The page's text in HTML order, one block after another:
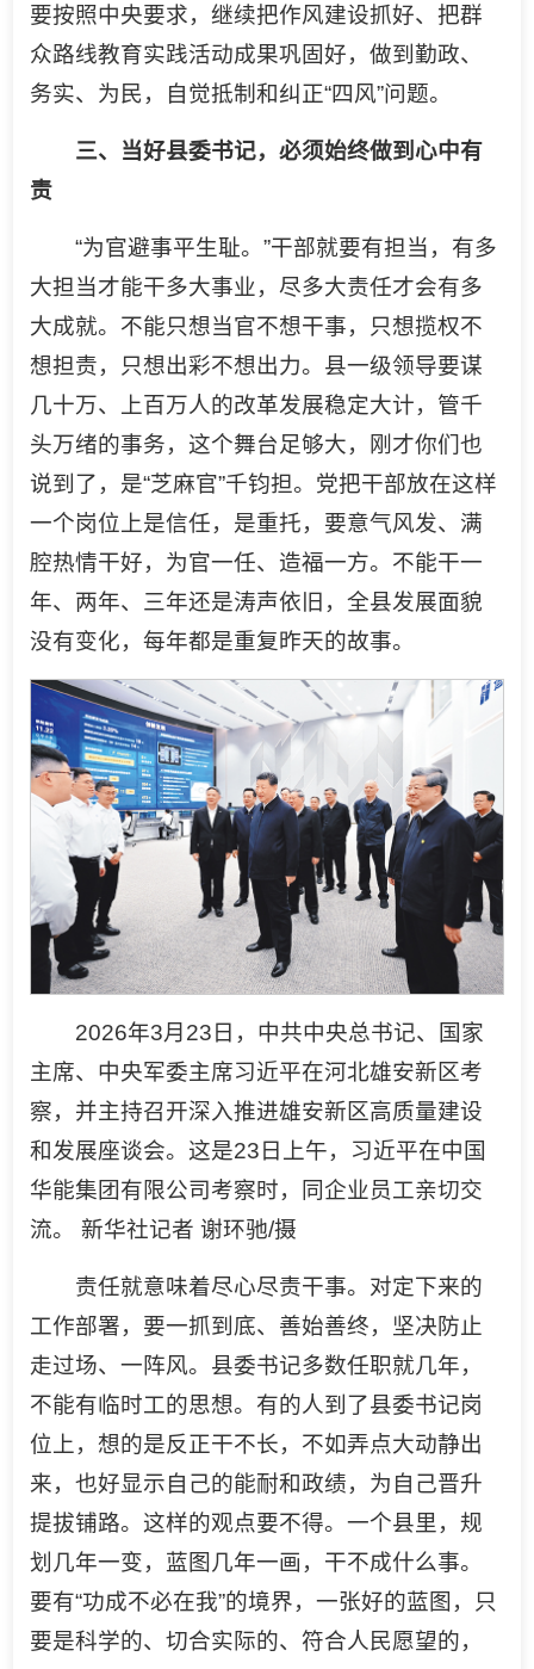
要按照中央要求，继续把作风建设抓好、把群
众路线教育实践活动成果巩固好，做到勤政、
务实、为民，自觉抵制和纠正“四风”问题。
三、当好县委书记，必须始终做到心中有
责
“为官避事平生耻。”干部就要有担当，有多
大担当才能干多大事业，尽多大责任才会有多
大成就。不能只想当官不想干事，只想揽权不
想担责，只想出彩不想出力。县一级领导要谋
几十万、上百万人的改革发展稳定大计，管千
头万绪的事务，这个舞台足够大，刚才你们也
说到了，是“芝麻官”千钧担。党把干部放在这样
一个岗位上是信任，是重托，要意气风发、满
腔热情干好，为官一任、造福一方。不能干一
年、两年、三年还是涛声依旧，全县发展面貌
没有变化，每年都是重复昨天的故事。
2026年3月23日，中共中央总书记、国家
主席、中央军委主席习近平在河北雄安新区考
察，并主持召开深入推进雄安新区高质量建设
和发展座谈会。这是23日上午，习近平在中国
华能集团有限公司考察时，同企业员工亲切交
流。 新华社记者 谢环驰/摄
责任就意味着尽心尽责干事。对定下来的
工作部署，要一抓到底、善始善终，坚决防止
走过场、一阵风。县委书记多数任职就几年，
不能有临时工的思想。有的人到了县委书记岗
位上，想的是反正干不长，不如弄点大动静出
来，也好显示自己的能耐和政绩，为自己晋升
提拔铺路。这样的观点要不得。一个县里，规
划几年一变，蓝图几年一画，干不成什么事。
要有“功成不必在我”的境界，一张好的蓝图，只
要是科学的、切合实际的、符合人民愿望的，